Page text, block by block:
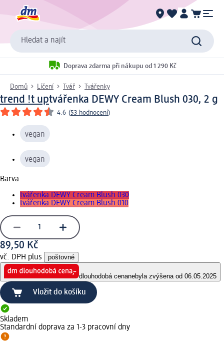
Hledat a najít
Doprava zdarma při nákupu od 1 290 Kč
Domů Líčení Tvář Tvářenky
trend !t uptvářenka DEWY Cream Blush 030, 2 g
4.6 (53 hodnocení)
vegan
vegan
Barva
tvářenka DEWY Cream Blush 030
tvářenka DEWY Cream Blush 010
89,50 Kč
vč. DPH plus poštovné
dlouhodobá cenanebyla zvýšena od 06.05.2025
Vložit do košíku
Skladem
Standardní doprava za 1-3 pracovní dny